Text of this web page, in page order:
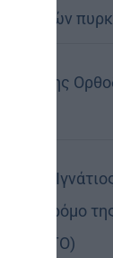
της
τον δρόμο
(ΦΩΤΟ)